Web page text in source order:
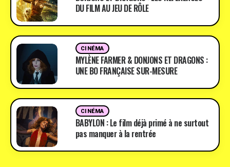
DU FILM AU JEU DE RÔLE
CINÉMA
MYLÈNE FARMER & DONJONS ET DRAGONS :
UNE BO FRANÇAISE SUR-MESURE
CINÉMA
BABYLON : Le film déjà primé à ne surtout
pas manquer à la rentrée